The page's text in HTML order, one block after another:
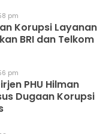
pm
Korupsi Layanan
BRI dan Telkom
pm
PHU Hilman
Dugaan Korupsi